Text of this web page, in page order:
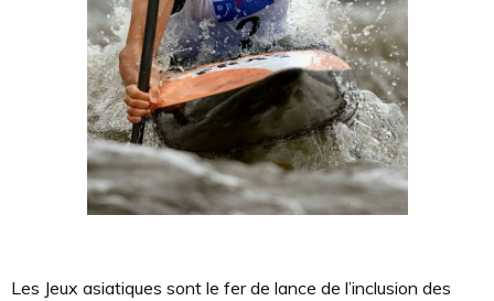
Les Jeux asiatiques sont le fer de lance de l’inclusion des